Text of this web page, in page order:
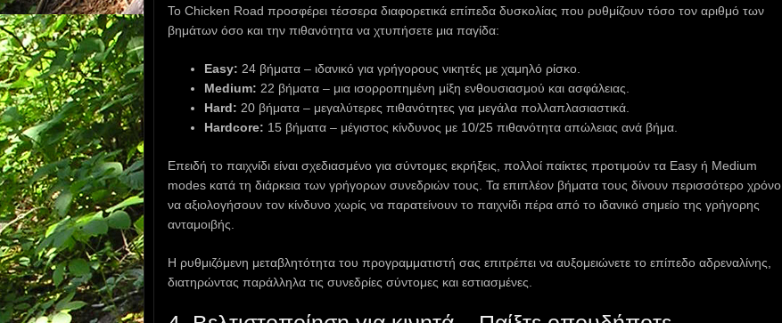
Το Chicken Road προσφέρει τέσσερα διαφορετικά επίπεδα δυσκολίας που ρυθμίζουν τόσο τον αριθμό των
βημάτων όσο και την πιθανότητα να χτυπήσετε μια παγίδα:
Easy: 24 βήματα – ιδανικό για γρήγορους νικητές με χαμηλό ρίσκο.
Medium: 22 βήματα – μια ισορροπημένη μίξη ενθουσιασμού και ασφάλειας.
Hard: 20 βήματα – μεγαλύτερες πιθανότητες για μεγάλα πολλαπλασιαστικά.
Hardcore: 15 βήματα – μέγιστος κίνδυνος με 10/25 πιθανότητα απώλειας ανά βήμα.
Επειδή το παιχνίδι είναι σχεδιασμένο για σύντομες εκρήξεις, πολλοί παίκτες προτιμούν τα Easy ή Medium
modes κατά τη διάρκεια των γρήγορων συνεδριών τους. Τα επιπλέον βήματα τους δίνουν περισσότερο χρόνο
να αξιολογήσουν τον κίνδυνο χωρίς να παρατείνουν το παιχνίδι πέρα από το ιδανικό σημείο της γρήγορης
ανταμοιβής.
Η ρυθμιζόμενη μεταβλητότητα του προγραμματιστή σας επιτρέπει να αυξομειώνετε το επίπεδο αδρεναλίνης,
διατηρώντας παράλληλα τις συνεδρίες σύντομες και εστιασμένες.